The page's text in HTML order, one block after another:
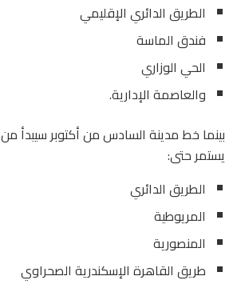
الطريق الدائري الإقليمي
فندق الماسة
الحي الوزاري
والعاصمة الإدارية.
بينما خط مدينة السادس من أكتوبر سيبدأ من
يستمر حتى:
الطريق الدائري
المريوطية
المنصورية
طريق القاهرة الإسكندرية الصحراوي